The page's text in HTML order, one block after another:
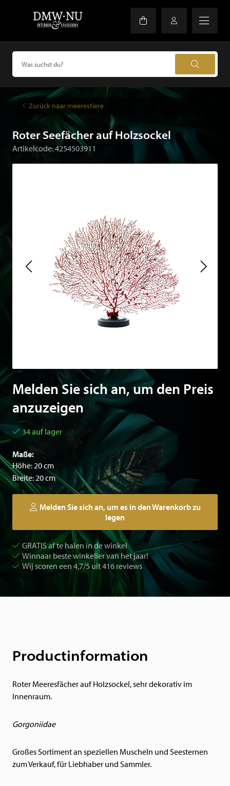
Zurück naar meerestiere
Roter Seefächer auf Holzsockel
Artikelcode: 4254503911
Melden Sie sich an, um den Preis
anzuzeigen
34 auf lager
Maße:
Höhe: 20 cm
Breite: 20 cm
Melden Sie sich an, um es in den Warenkorb zu
legen
GRATIS af te halen in de winkel
Winnaar beste winkelier van het jaar!
Wij scoren een 4,7/5 uit 416 reviews
Productinformation
Roter Meeresfächer auf Holzsockel, sehr dekorativ im
Innenraum.
Gorgoniidae
Großes Sortiment an speziellen Muscheln und Seesternen
zum Verkauf, für Liebhaber und Sammler.